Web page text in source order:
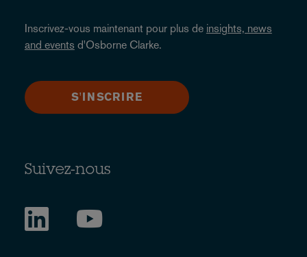
Inscrivez-vous maintenant pour plus de insights, news
and events d'Osborne Clarke.
S'INSCRIRE
Suivez-nous